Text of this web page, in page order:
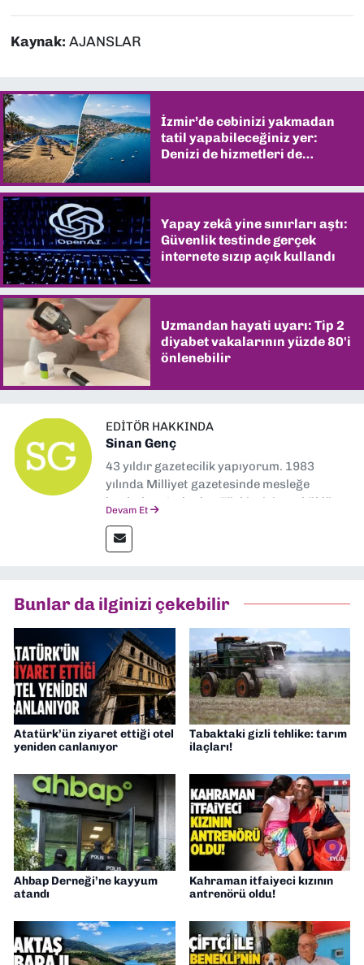
Kaynak: AJANSLAR
İzmir’de cebinizi yakmadan
tatil yapabileceğiniz yer:
Denizi de hizmetleri de
Yapay zekâ yine sınırları aştı:
Güvenlik testinde gerçek
internete sızıp açık kullandı
Uzmandan hayati uyarı: Tip 2
diyabet vakalarının yüzde 80'i
önlenebilir
EDITÖR HAKKINDA
Sinan Genç
43 yıldır gazetecilik yapıyorum. 1983
yılında Milliyet gazetesinde mesleğe
başladım. Ardından Türkiye’nin en köklü
muhabir, editör, müdür yardımcısı ve spor
müdürü olarak görev yaptım. Ayrıca Yeni
Gazetesi'nde editörlük yapıyorum
Devam Et
Bunlar da ilginizi çekebilir
Atatürk’ün ziyaret ettiği otel
yeniden canlanıyor
Tabaktaki gizli tehlike: tarım
ilaçları!
Ahbap Derneği’ne kayyum
atandı
Kahraman itfaiyeci kızının
antrenörü oldu!